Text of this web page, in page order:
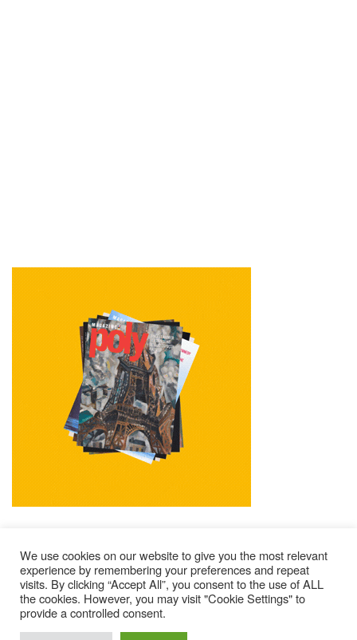
Mentions Légales Contacts
Où Trouver Poly ?
Lire Les Anciens N°
S’abonner À Poly
© 2025 – Magazine Poly – BKN
We use cookies on our website to give you the most relevant
experience by remembering your preferences and repeat
visits. By clicking “Accept All”, you consent to the use of ALL
the cookies. However, you may visit "Cookie Settings" to
provide a controlled consent.